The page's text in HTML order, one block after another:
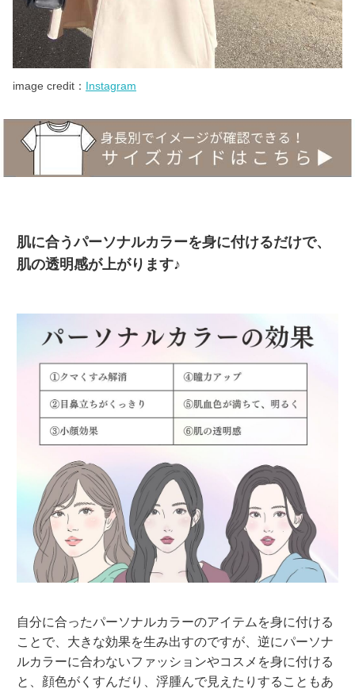
image credit： Instagram
肌に合うパーソナルカラーを身に付けるだけで、
肌の透明感が上がります♪
自分に合ったパーソナルカラーのアイテムを身に付ける
ことで、大きな効果を生み出すのですが、逆にパーソナ
ルカラーに合わないファッションやコスメを身に付ける
と、顔色がくすんだり、浮腫んで見えたりすることもあ